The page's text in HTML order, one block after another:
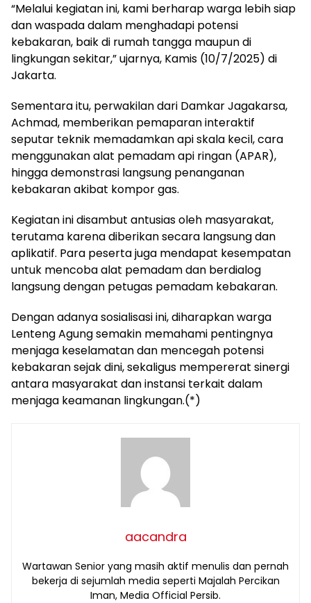
“Melalui kegiatan ini, kami berharap warga lebih siap
dan waspada dalam menghadapi potensi
kebakaran, baik di rumah tangga maupun di
lingkungan sekitar,” ujarnya, Kamis (10/7/2025) di
Jakarta.
Sementara itu, perwakilan dari Damkar Jagakarsa,
Achmad, memberikan pemaparan interaktif
seputar teknik memadamkan api skala kecil, cara
menggunakan alat pemadam api ringan (APAR),
hingga demonstrasi langsung penanganan
kebakaran akibat kompor gas.
Kegiatan ini disambut antusias oleh masyarakat,
terutama karena diberikan secara langsung dan
aplikatif. Para peserta juga mendapat kesempatan
untuk mencoba alat pemadam dan berdialog
langsung dengan petugas pemadam kebakaran.
Dengan adanya sosialisasi ini, diharapkan warga
Lenteng Agung semakin memahami pentingnya
menjaga keselamatan dan mencegah potensi
kebakaran sejak dini, sekaligus mempererat sinergi
antara masyarakat dan instansi terkait dalam
menjaga keamanan lingkungan.(*)
aacandra
Wartawan Senior yang masih aktif menulis dan pernah
bekerja di sejumlah media seperti Majalah Percikan
Iman, Media Official Persib.